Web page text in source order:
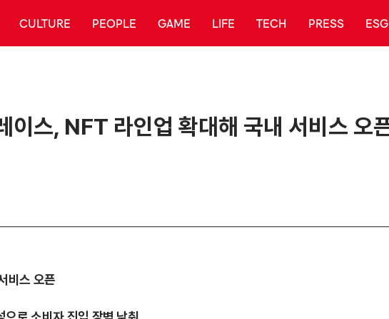
CULTURE PEOPLE GAME LIFE TECH PRESS ESG
스, NFT 라인업 확대해 국내 서비스 오
비스 오픈